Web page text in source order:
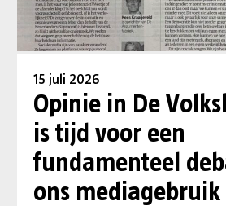
15 juli 2026
Opinie in De
is tijd voor een
fundamenteel
ons mediagebruik